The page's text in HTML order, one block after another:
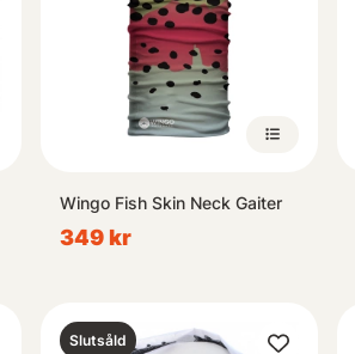
Wingo Fish Skin Neck Gaiter
349 kr
Slutsåld